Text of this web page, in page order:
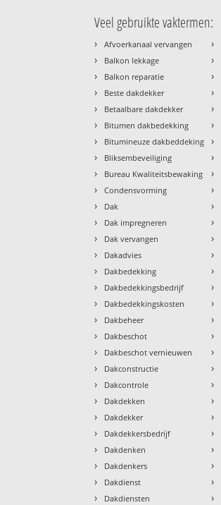
Veel gebruikte vaktermen:
› Afvoerkanaal vervangen
› Balkon lekkage
› Balkon reparatie
› Beste dakdekker
› Betaalbare dakdekker
› Bitumen dakbedekking
› Bitumineuze dakbeddeking
› Bliksembeveiliging
› Bureau Kwaliteitsbewaking
› Condensvorming
› Dak
› Dak impregneren
› Dak vervangen
› Dakadvies
› Dakbedekking
› Dakbedekkingsbedrijf
› Dakbedekkingskosten
› Dakbeheer
› Dakbeschot
› Dakbeschot vernieuwen
› Dakconstructie
› Dakcontrole
› Dakdekken
› Dakdekker
› Dakdekkersbedrijf
› Dakdenken
› Dakdenkers
› Dakdienst
› Dakdiensten
›
›
›
›
›
›
›
›
›
›
›
›
›
›
›
›
›
›
›
›
›
›
›
›
›
›
›
›
›